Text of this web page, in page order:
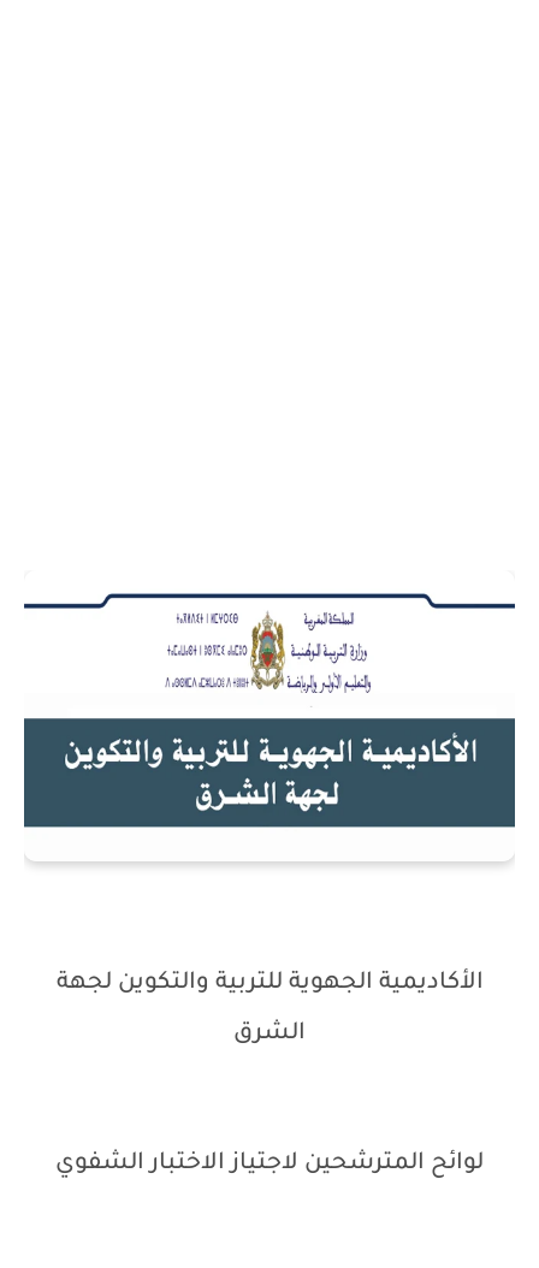
الأكاديمية الجهوية للتربية والتكوين لجهة
الشرق
لوائح المترشحين لاجتياز الاختبار الشفوي